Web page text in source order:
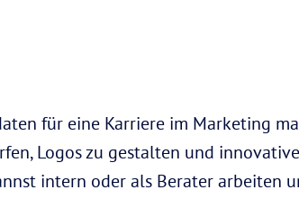
für eine Karriere im Marketing
Logos zu gestalten und
intern oder als Berater arbeiten